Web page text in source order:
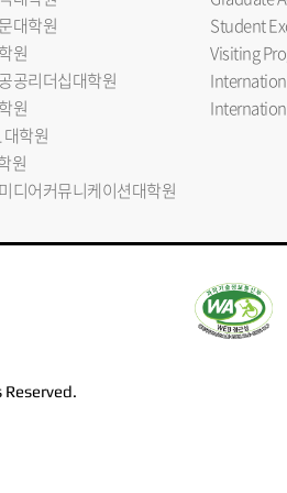
대학원
원
공리더십대학원
원
학원
원
디어커뮤니케이션대학원
Student
Visiting